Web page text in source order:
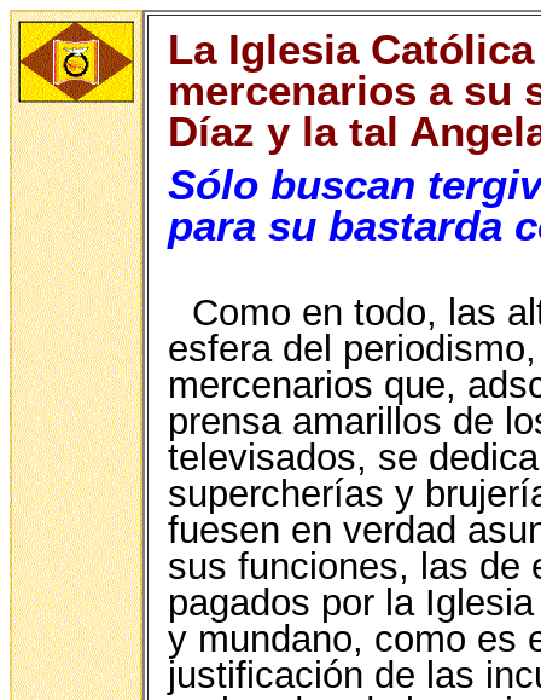
La Iglesia
mercenarios a su
Díaz y la tal
Sólo buscan
para su bastarda
Como en todo, las
esfera del
mercenarios que,
prensa amarillos de
televisados, se
supercherías y
fuesen en verdad
sus funciones, las de
pagados por la
y mundano, como es
justificación de las